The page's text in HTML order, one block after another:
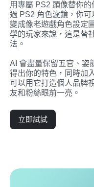
用專屬 PS2 頭像替你
過 PS2 角色濾鏡，你可
變成像老遊戲角色設定
學的玩家來說，這是替
法。
AI 會盡量保留五官、姿
得出你的特色，同時加
可以用它打造個人品牌
友和粉絲眼前一亮。
立即試試